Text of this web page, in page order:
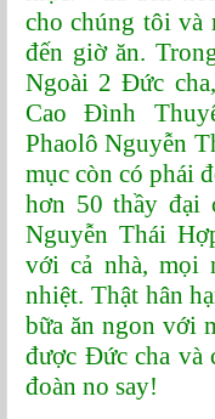
cho chúng tôi và
đến giờ ăn.
Ngoài 2 Đức
Cao Đình
Phaolô Nguyễn
mục còn có phái
hơn 50 thầy đại
Nguyễn Thái
với cả nhà, mọi
nhiệt. Thật hân
bữa ăn ngon với
được Đức cha và
đoàn no say!